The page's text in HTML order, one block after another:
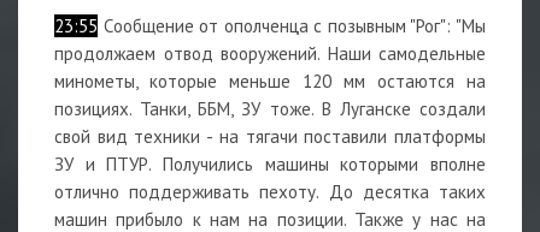
23:55 Сообщение от ополченца с позывным "Рог": "Мы
продолжаем отвод вооружений. Наши самодельные
минометы, которые меньше 120 мм остаются на
позициях. Танки, ББМ, ЗУ тоже. В Луганске создали
свой вид техники - на тягачи поставили платформы
ЗУ и ПТУР. Получились машины которыми вполне
отлично поддерживать пехоту. До десятка таких
машин прибыло к нам на позиции. Также у нас на